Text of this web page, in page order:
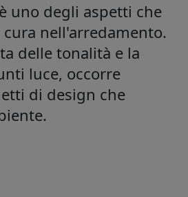
uno degli aspetti che
nell'arredamento.
delle tonalità e la
luce, occorre
di design che